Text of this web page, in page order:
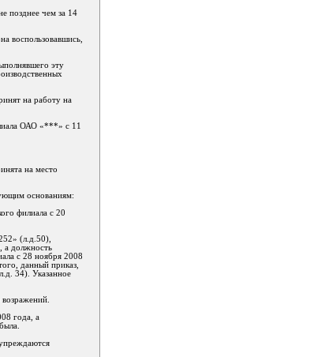
позднее чем за 14
воспользовавшись,
эту
на работу на
ОАО «***» с 11
на место
основаниям:
филиала с 20
(л.д.50),
а должность
с 28 ноября 2008
данный приказ,
34). Указанное
года, а